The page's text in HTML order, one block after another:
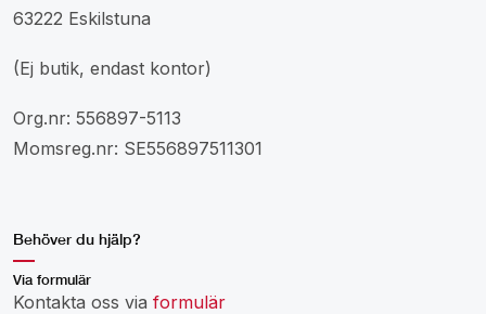
63222 Eskilstuna
(Ej butik, endast kontor)
Org.nr: 556897-5113
Momsreg.nr: SE556897511301
Behöver du hjälp?
Via formulär
Kontakta oss via formulär